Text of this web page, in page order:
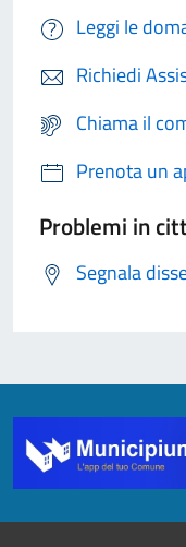
Leggi le
Richiedi
Chiama il
Prenota un
Problemi in
Segnala